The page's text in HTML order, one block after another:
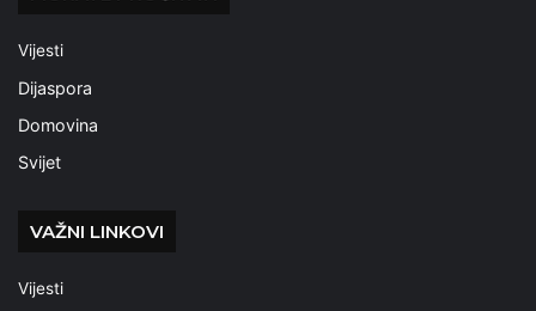
Vijesti
Dijaspora
Domovina
Svijet
VAŽNI LINKOVI
Vijesti